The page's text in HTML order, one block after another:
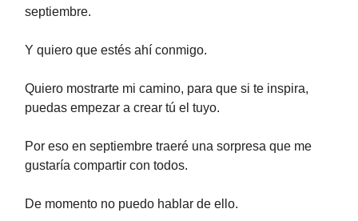
septiembre.
Y quiero que estés ahí conmigo.
Quiero mostrarte mi camino, para que si te inspira,
puedas empezar a crear tú el tuyo.
Por eso en septiembre traeré una sorpresa que me
gustaría compartir con todos.
De momento no puedo hablar de ello.